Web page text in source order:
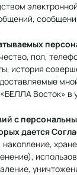
пол,
история
Восток» в
с
дается